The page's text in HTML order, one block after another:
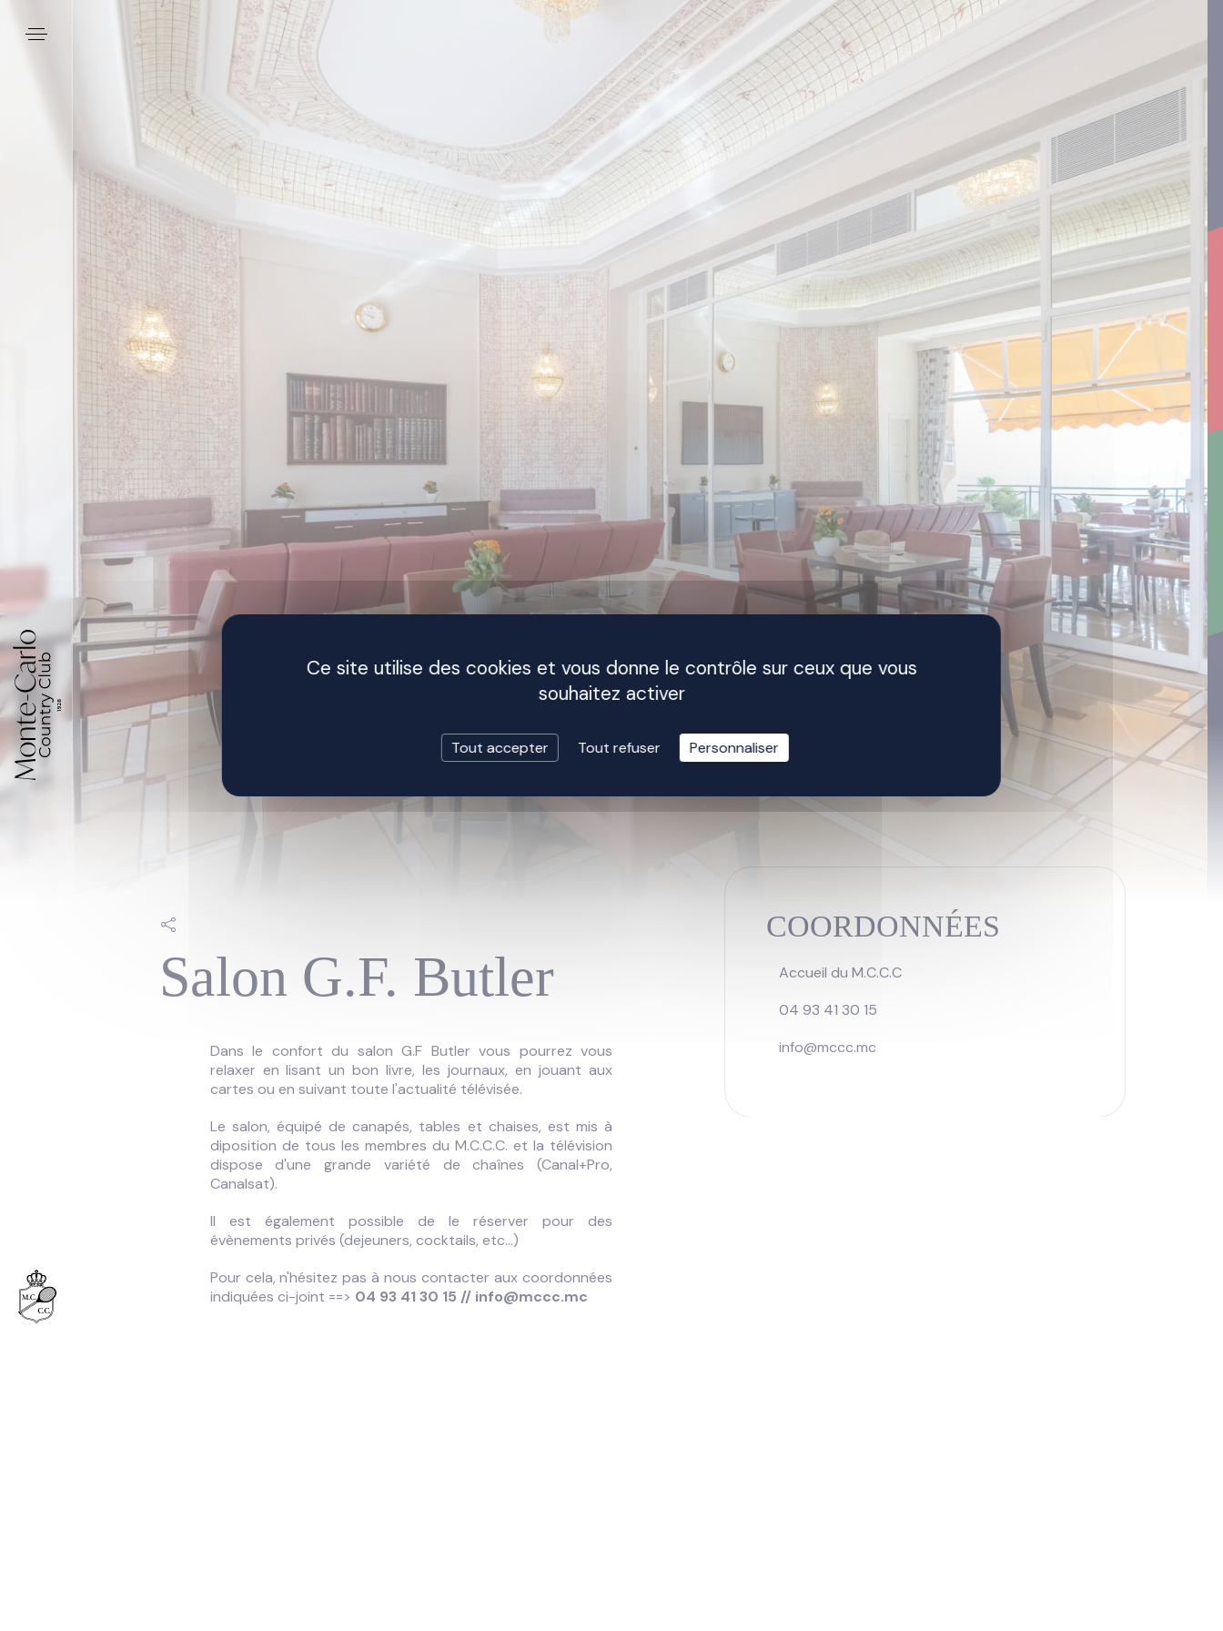
Salon G.F. Butler
Dans le confort du salon G.F Butler vous pourrez vous
relaxer en lisant un bon livre, les journaux, en jouant aux
cartes ou en suivant toute l'actualité télévisée.
Le salon, équipé de canapés, tables et chaises, est mis à
diposition de tous les membres du M.C.C.C. et la télévision
dispose d'une grande variété de chaînes (Canal+Pro,
Canalsat).
Il est également possible de le réserver pour des
évènements privés (dejeuners, cocktails, etc...)
Pour cela, n'hésitez pas à nous contacter aux coordonnées
indiquées ci-joint ==> 04 93 41 30 15 // info@mccc.mc
COORDONNÉES
Accueil du M.C.C.C
04 93 41 30 15
info@mccc.mc
Ce site utilise des cookies et vous donne le contrôle sur ceux que vous
souhaitez activer
Tout accepter Tout refuser Personnaliser